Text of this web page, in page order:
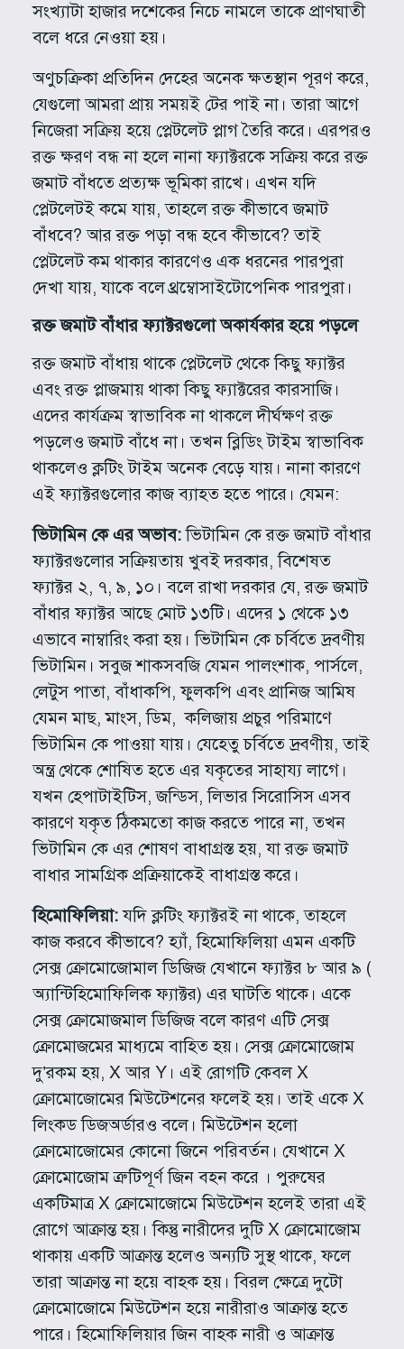
সংখ্যাটা হাজার দশেকের নিচে নামলে তাকে প্রাণঘাতী
বলে ধরে নেওয়া হয়।
অণুচক্রিকা প্রতিদিন দেহের অনেক ক্ষতস্থান পূরণ করে,
যেগুলো আমরা প্রায় সময়ই টের পাই না। তারা আগে
নিজেরা সক্রিয় হয়ে প্লেটলেট প্লাগ তৈরি করে। এরপরও
রক্ত ক্ষরণ বন্ধ না হলে নানা ফ্যাক্টরকে সক্রিয় করে রক্ত
জমাট বাঁধতে প্রত্যক্ষ ভূমিকা রাখে। এখন যদি
প্লেটলেটই কমে যায়, তাহলে রক্ত কীভাবে জমাট
বাঁধবে? আর রক্ত পড়া বন্ধ হবে কীভাবে? তাই
প্লেটলেট কম থাকার কারণেও এক ধরনের পারপুরা
দেখা যায়, যাকে বলে থ্রম্বোসাইটোপেনিক পারপুরা।
রক্ত জমাট বাঁধার ফ্যাক্টরগুলো অকার্যকার হয়ে পড়লে
রক্ত জমাট বাঁধায় থাকে প্লেটলেট থেকে কিছু ফ্যাক্টর
এবং রক্ত প্লাজমায় থাকা কিছু ফ্যাক্টরের কারসাজি।
এদের কার্যক্রম স্বাভাবিক না থাকলে দীর্ঘক্ষণ রক্ত
পড়লেও জমাট বাঁধে না। তখন ব্লিডিং টাইম স্বাভাবিক
থাকলেও ক্লটিং টাইম অনেক বেড়ে যায়। নানা কারণে
এই ফ্যাক্টরগুলোর কাজ ব্যাহত হতে পারে। যেমন:
ভিটামিন কে এর অভাব:ভিটামিন কে রক্ত জমাট বাঁধার
ফ্যাক্টরগুলোর সক্রিয়তায় খুবই দরকার, বিশেষত
ফ্যাক্টর ২, ৭, ৯, ১০। বলে রাখা দরকার যে, রক্ত জমাট
বাঁধার ফ্যাক্টর আছে মোট ১৩টি। এদের ১ থেকে ১৩
এভাবে নাম্বারিং করা হয়। ভিটামিন কে চর্বিতে দ্রবণীয়
ভিটামিন। সবুজ শাকসবজি যেমন পালংশাক, পার্সলে,
লেটুস পাতা, বাঁধাকপি, ফুলকপি এবং প্রানিজ আমিষ
যেমন মাছ, মাংস, ডিম, কলিজায় প্রচুর পরিমাণে
ভিটামিন কে পাওয়া যায়। যেহেতু চর্বিতে দ্রবণীয়, তাই
অন্ত্র থেকে শোষিত হতে এর যকৃতের সাহায্য লাগে।
যখন হেপাটাইটিস, জন্ডিস, লিভার সিরোসিস এসব
কারণে যকৃত ঠিকমতো কাজ করতে পারে না, তখন
ভিটামিন কে এর শোষণ বাধাগ্রস্ত হয়, যা রক্ত জমাট
বাধার সামগ্রিক প্রক্রিয়াকেই বাধাগ্রস্ত করে।
হিমোফিলিয়া:যদি ক্লটিং ফ্যাক্টরই না থাকে, তাহলে
কাজ করবে কীভাবে? হ্যাঁ, হিমোফিলিয়া এমন একটি
সেক্স ক্রোমোজোমাল ডিজিজ যেখানে ফ্যাক্টর ৮ আর ৯ (
অ্যান্টিহিমোফিলিক ফ্যাক্টর) এর ঘাটতি থাকে। একে
সেক্স ক্রোমোজমাল ডিজিজ বলে কারণ এটি সেক্স
ক্রোমোজমের মাধ্যমে বাহিত হয়। সেক্স ক্রোমোজোম
দু’রকম হয়, X আর Y। এই রোগটি কেবল X
ক্রোমোজোমের মিউটেশনের ফলেই হয়। তাই একে X
লিংকড ডিজঅর্ডারও বলে। মিউটেশন হলো
ক্রোমোজোমের কোনো জিনে পরিবর্তন। যেখানে X
ক্রোমোজোম ত্রুটিপূর্ণ জিন বহন করে । পুরুষের
একটিমাত্র X ক্রোমোজোমে মিউটেশন হলেই তারা এই
রোগে আক্রান্ত হয়। কিন্তু নারীদের দুটি X ক্রোমোজোম
থাকায় একটি আক্রান্ত হলেও অন্যটি সুস্থ থাকে, ফলে
তারা আক্রান্ত না হয়ে বাহক হয়। বিরল ক্ষেত্রে দুটো
ক্রোমোজোমে মিউটেশন হয়ে নারীরাও আক্রান্ত হতে
পারে। হিমোফিলিয়ার জিন বাহক নারী ও আক্রান্ত